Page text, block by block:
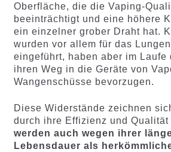
Oberfläche, die die Vaping-
beeinträchtigt und eine höhere
ein einzelner grober Draht hat.
wurden vor allem für das
eingeführt, haben aber im Laufe
ihren Weg in die Geräte von
Wangenschüsse bevorzugen.
Diese Widerstände zeichnen
durch ihre Effizienz und Qualität
werden auch wegen ihrer
Lebensdauer als